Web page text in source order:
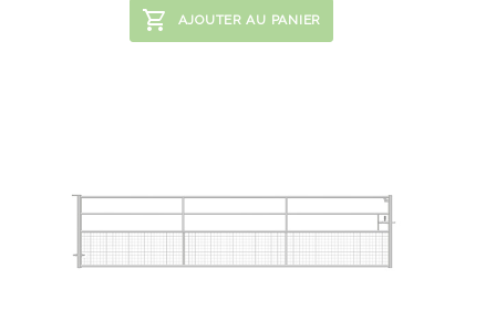
AJOUTER AU PANIER